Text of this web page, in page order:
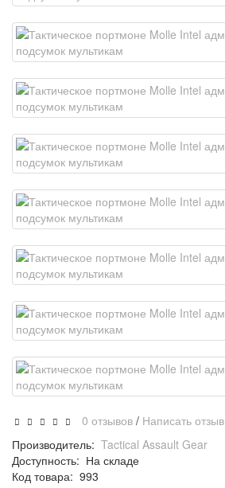
0 отзывов / Написать отзыв
Производитель: Tactical Assault Gear
Доступность: На складе
Код товара: 993